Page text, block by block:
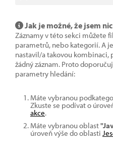
Jak je možné, že jsem
Záznamy v této sekci můžete
parametrů, nebo kategorií. A
nastavil/a takovou kombinaci,
žádný záznam. Proto
parametry hledání:
Máte vybranou
Zkuste se podívat o
akce.
Máte vybranou oblast
úroveň výše do oblasti